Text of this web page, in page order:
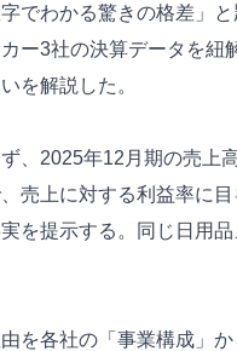
でわかる驚きの格差」
ー3社の決算データを紐
を解説した。
、2025年12月期の売上
売上に対する利益率に
を提示する。同じ日用
を各社の「事業構成」